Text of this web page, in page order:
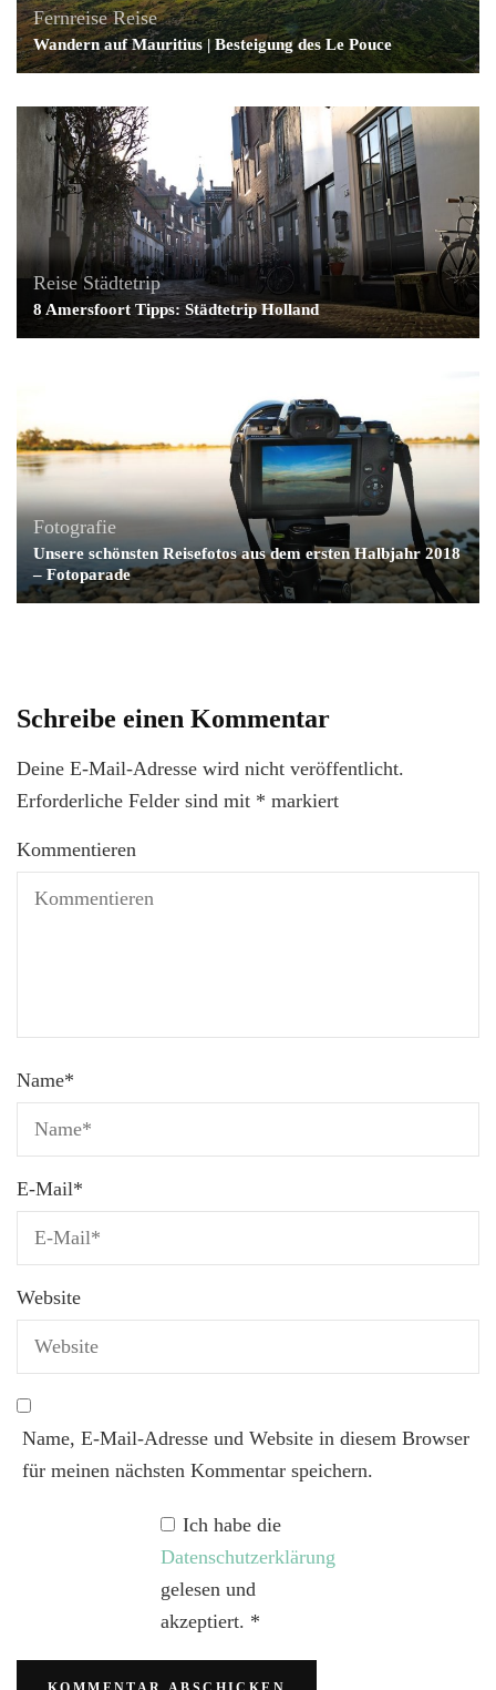
Fernreise Reise
Wandern auf Mauritius | Besteigung des Le Pouce
Reise Städtetrip
8 Amersfoort Tipps: Städtetrip Holland
Fotografie
Unsere schönsten Reisefotos aus dem ersten Halbjahr 2018
– Fotoparade
Schreibe einen Kommentar
Deine E-Mail-Adresse wird nicht veröffentlicht.
Erforderliche Felder sind mit * markiert
Kommentieren
Name*
E-Mail*
Website
Name, E-Mail-Adresse und Website in diesem Browser
für meinen nächsten Kommentar speichern.
Ich habe die
Datenschutzerklärung
gelesen und
akzeptiert. *